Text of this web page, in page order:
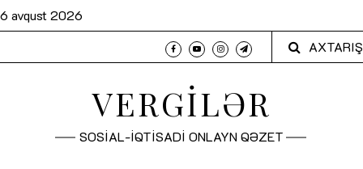
6 avqust 2026
AXTARIŞ
VERGİLƏR
SOSİAL-İQTİSADİ ONLAYN QƏZET